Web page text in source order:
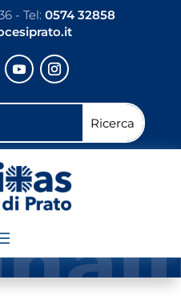
- Tel: 0574 32858